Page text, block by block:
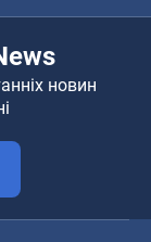
новин